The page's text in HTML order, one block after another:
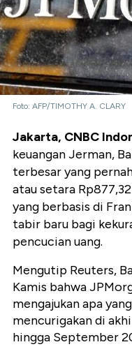
Foto: AFP/TIMOTHY A. CLARY
Jakarta, CNBC
keuangan Jerman,
terbesar yang
atau setara
yang berbasis di
tabir baru bagi
pencucian uang.
Mengutip Reuters,
Kamis bahwa
mengajukan apa
mencurigakan di
hingga September